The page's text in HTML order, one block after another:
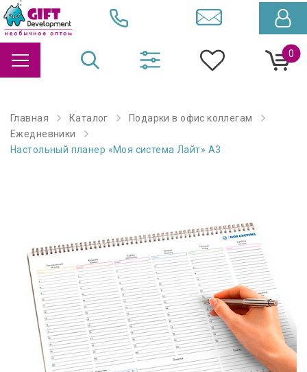
0
Главная Каталог
Подарки в офис коллегам
Ежедневники
Настольный планер «Моя система Лайт» А3